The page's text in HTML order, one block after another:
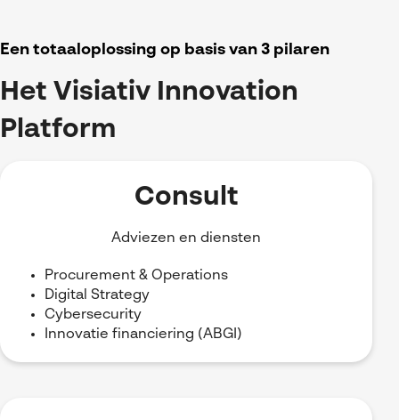
Een totaaloplossing op basis van 3 pilaren
Het Visiativ Innovation
Platform
Consult
Adviezen en diensten
Procurement & Operations
Digital Strategy
Cybersecurity
Innovatie financiering (ABGI)